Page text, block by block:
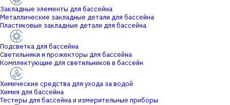
Закладные элементы для бассейна
Металлические закладные детали для бассейна
Пластиковые закладные детали для бассейна
Подсветка для бассейна
Светильники и прожекторы для бассейна
Комплектующие для светильников в бассейн
Химические средства для ухода за водой
Химия для бассейна
Тестеры для бассейна и измерительные приборы